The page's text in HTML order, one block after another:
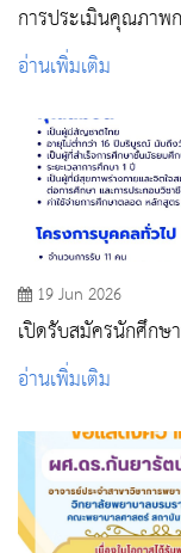
การประเมินคุณภา
QA ปีการศึกษา 2568
อ่านเพิ่มเติม
19 Jun 2026
เปิดรับสมัครนักศึกษ
อ่านเพิ่มเติม